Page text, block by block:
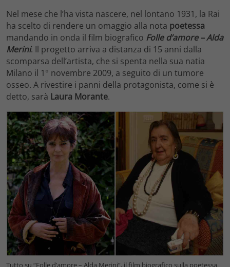
Nel mese che l’ha vista nascere, nel lontano 1931, la Rai
ha scelto di rendere un omaggio alla nota poetessa
mandando in onda il film biografico Folle d’amore – Alda
Merini. Il progetto arriva a distanza di 15 anni dalla
scomparsa dell’artista, che si spenta nella sua natia
Milano il 1° novembre 2009, a seguito di un tumore
osseo. A rivestire i panni della protagonista, come si è
detto, sarà Laura Morante.
Tutto su “Folle d’amore – Alda Merini”, il film biografico sulla poetessa